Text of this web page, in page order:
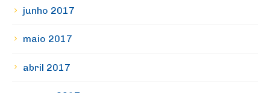
junho 2017
maio 2017
abril 2017